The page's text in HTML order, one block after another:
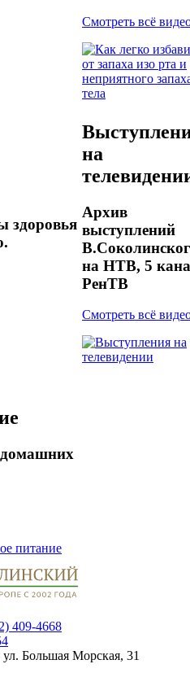
Смотреть всё
здоровья
на
Архив
выступлений
на НТВ, 5
РенТВ
Смотреть всё
домашних
409-4668
Большая Морская, 31